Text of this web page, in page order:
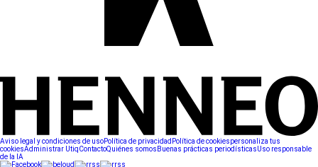
Aviso legal y condiciones de usoPolítica de privacidad Política de cookiespersonaliza tus
cookiesAdministrar UtiqContactoQuiénes somos Buenas prácticas periodísticasUso responsable
de la IA